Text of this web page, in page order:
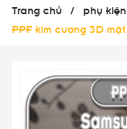
Trang chủ / phụ
PPF kim cương 3D